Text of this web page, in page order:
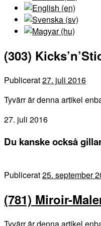
(303)
Publicerat27. juli 2016
Tyvärr är denna artikel
27. juli 2016
Du kanske också
Publicerat25. september
(781) Miroir-